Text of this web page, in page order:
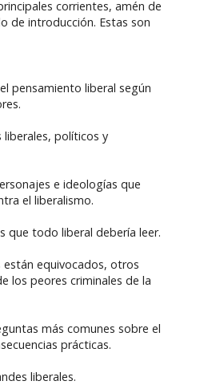
corrientes, amén de
de introducción. Estas son
pensamiento liberal según
políticos y
e ideologías que
el liberalismo.
que todo liberal debería leer.
están equivocados, otros
los peores criminales de la
más comunes sobre el
prácticas.
liberales.